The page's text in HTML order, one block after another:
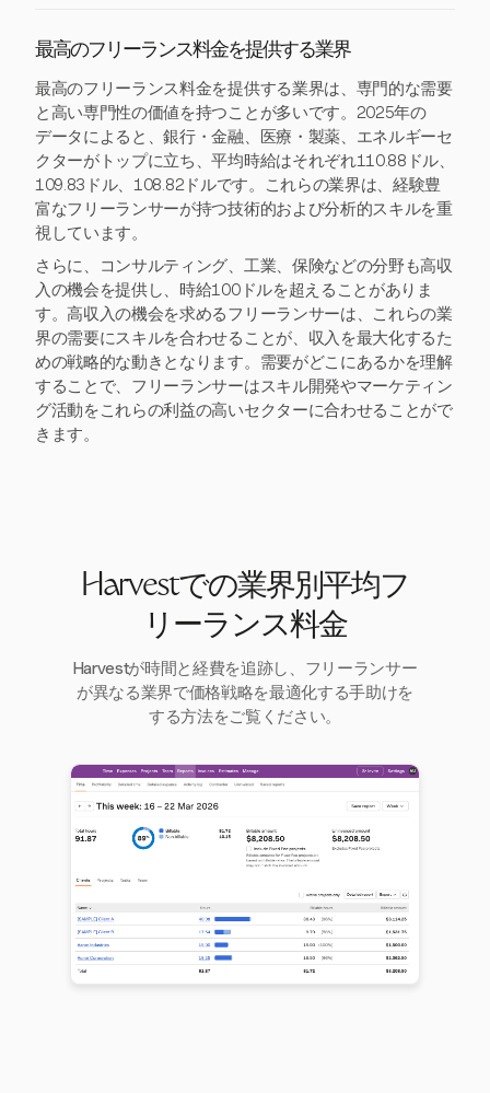
最高のフリーランス料金を提供する業界
最高のフリーランス料金を提供する業界は、専門的な需要
と高い専門性の価値を持つことが多いです。2025年の
データによると、銀行・金融、医療・製薬、エネルギーセ
クターがトップに立ち、平均時給はそれぞれ110.88ドル、
109.83ドル、108.82ドルです。これらの業界は、経験豊
富なフリーランサーが持つ技術的および分析的スキルを重
視しています。
さらに、コンサルティング、工業、保険などの分野も高収
入の機会を提供し、時給100ドルを超えることがありま
す。高収入の機会を求めるフリーランサーは、これらの業
界の需要にスキルを合わせることが、収入を最大化するた
めの戦略的な動きとなります。需要がどこにあるかを理解
することで、フリーランサーはスキル開発やマーケティン
グ活動をこれらの利益の高いセクターに合わせることがで
きます。
Harvestでの業界別平均フ
リーランス料金
Harvestが時間と経費を追跡し、フリーランサー
が異なる業界で価格戦略を最適化する手助けを
する方法をご覧ください。